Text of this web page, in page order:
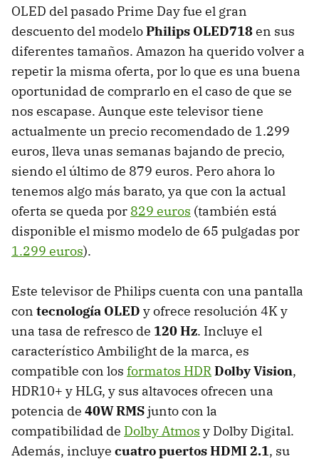
OLED del pasado Prime Day fue el gran
descuento del modeloPhilips OLED718en sus
diferentes tamaños. Amazon ha querido volver a
repetir la misma oferta, por lo que es una buena
oportunidad de comprarlo en el caso de que se
nos escapase. Aunque este televisor tiene
actualmente un precio recomendado de 1.299
euros, lleva unas semanas bajando de precio,
siendo el último de 879 euros. Pero ahora lo
tenemos algo más barato, ya que con la actual
oferta se queda por 829 euros (también está
disponible el mismo modelo de 65 pulgadas por
1.299 euros).
Este televisor de Philips cuenta con una pantalla
con tecnología OLED y ofrece resolución 4K y
una tasa de refresco de 120 Hz. Incluye el
característico Ambilight de la marca, es
compatible con los formatos HDRDolby Vision,
HDR10+ y HLG, y sus altavoces ofrecen una
potencia de 40W RMSjunto con la
compatibilidad de Dolby Atmos y Dolby Digital.
Además, incluye cuatro puertos HDMI 2.1, su